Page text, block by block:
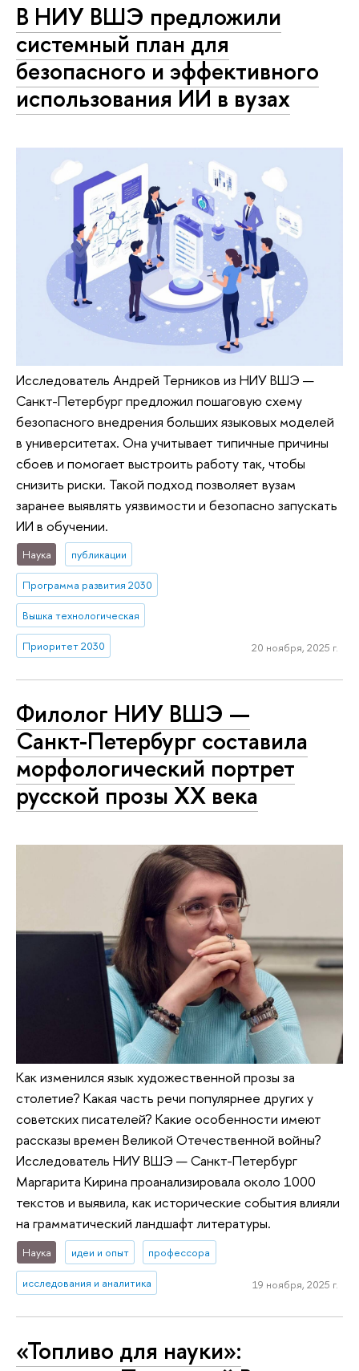
В НИУ ВШЭ предложили
системный план для
безопасного и эффективного
использования ИИ в вузах
Исследователь Андрей Терников из НИУ ВШЭ —
Санкт-Петербург предложил пошаговую схему
безопасного внедрения больших языковых моделей
в университетах. Она учитывает типичные причины
сбоев и помогает выстроить работу так, чтобы
снизить риски. Такой подход позволяет вузам
заранее выявлять уязвимости и безопасно запускать
ИИ в обучении.
Наука публикации
Программа развития 2030
Вышка технологическая
Приоритет 2030 20 ноября, 2025 г.
Филолог НИУ ВШЭ —
Санкт-Петербург составила
морфологический портрет
русской прозы XX века
Как изменился язык художественной прозы за
столетие? Какая часть речи популярнее других у
советских писателей? Какие особенности имеют
рассказы времен Великой Отечественной войны?
Исследователь НИУ ВШЭ — Санкт-Петербург
Маргарита Кирина проанализировала около 1000
текстов и выявила, как исторические события влияли
на грамматический ландшафт литературы.
Наука идеи и опыт профессора
исследования и аналитика 19 ноября, 2025 г.
«Топливо для науки»: